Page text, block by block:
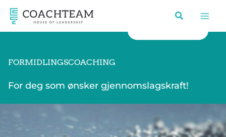
Hopp
rett
til
FORMIDLINGSCOACHING
For deg som ønsker gjennomslagskraft!